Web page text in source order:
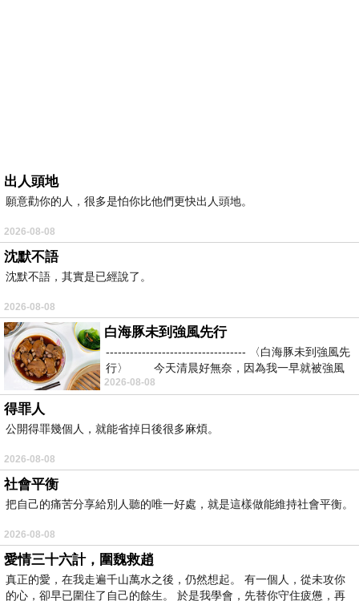
出人頭地
願意勸你的人，很多是怕你比他們更快出人頭地。
2026-08-08
沈默不語
沈默不語，其實是已經說了。
2026-08-08
白海豚未到強風先行
----------------------------------- 〈白海豚未到強風先
行〉 今天清晨好無奈，因為我一早就被強風
2026-08-08
得罪人
公開得罪幾個人，就能省掉日後很多麻煩。
2026-08-08
社會平衡
把自己的痛苦分享給別人聽的唯一好處，就是這樣做能維持社會平衡。
2026-08-08
愛情三十六計，圍魏救趙
真正的愛，在我走遍千山萬水之後，仍然想起。 有一個人，從未攻你
的心，卻早已圍住了自己的餘生。 於是我學會，先替你守住疲憊，再